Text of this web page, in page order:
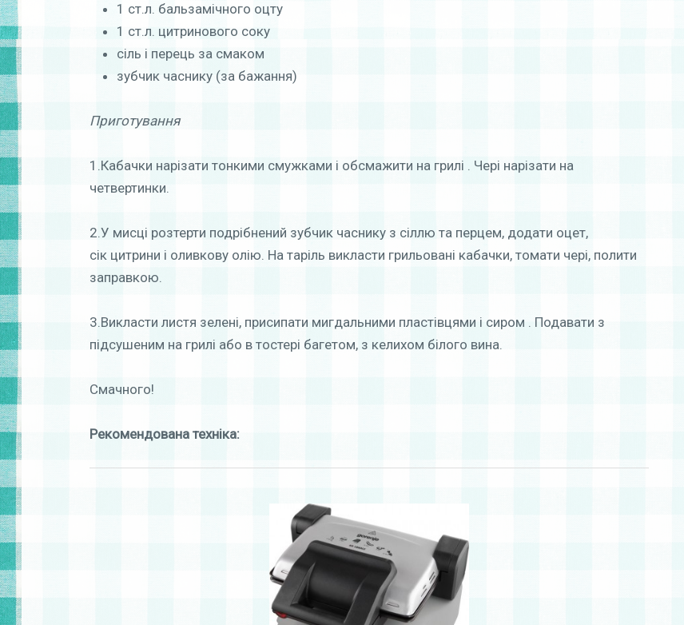
1 ст.л. бальзамічного оцту
1 ст.л. цитринового соку
сіль і перець за смаком
зубчик часнику (за бажання)
Приготування
1.Кабачки нарізати тонкими смужками і обсмажити на грилі . Чері нарізати на
четвертинки.
2.У мисці розтерти подрібнений зубчик часнику з сіллю та перцем, додати оцет,
сік цитрини і оливкову олію. На таріль викласти грильовані кабачки, томати чері, полити
заправкою.
3.Викласти листя зелені, присипати мигдальними пластівцями і сиром . Подавати з
підсушеним на грилі або в тостері багетом, з келихом білого вина.
Смачного!
Рекомендована техніка: